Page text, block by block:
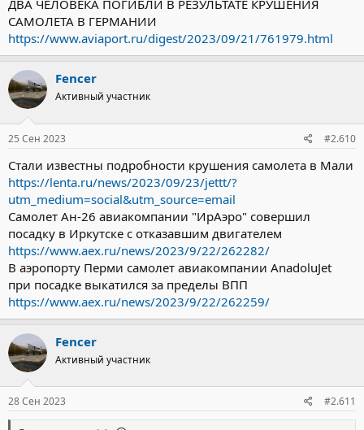
ДВА ЧЕЛОВЕКА ПОГИБЛИ В РЕЗУЛЬТАТЕ КРУШЕНИЯ
САМОЛЕТА В ГЕРМАНИИ
https://www.aviaport.ru/digest/2023/09/21/761979.html
Fencer
Активный участник
25 Сен 2023 #2.610
Стали известны подробности крушения самолета в Мали
https://lenta.ru/news/2023/09/23/jettt/?
utm_medium=social&utm_source=email
Самолет Ан-26 авиакомпании "ИрАэро" совершил
посадку в Иркутске с отказавшим двигателем
https://www.aex.ru/news/2023/9/22/262282/
В аэропорту Перми самолет авиакомпании AnadoluJet
при посадке выкатился за пределы ВПП
https://www.aex.ru/news/2023/9/22/262259/
Fencer
Активный участник
28 Сен 2023 #2.611